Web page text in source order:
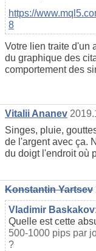
https://
8
Votre lien traite d'un
du graphique des
comportement des
Vitalii Ananev
Singes, pluie,
de l'argent avec ça.
du doigt l'endroit où
Konstantin Yartsev
Vladimir Baskakov
Quelle est cette
500-1000 pips par
?